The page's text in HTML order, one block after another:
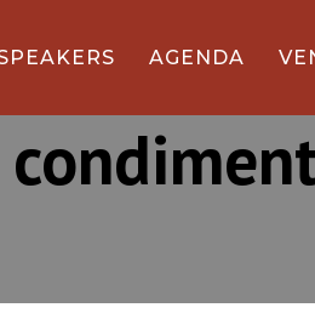
AGENDA